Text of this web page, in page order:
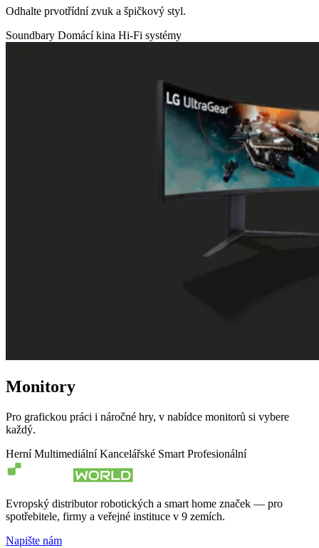
Odhalte prvotřídní zvuk a špičkový styl.
Soundbary Domácí kina Hi-Fi systémy
Monitory
Pro grafickou práci i náročné hry, v nabídce monitorů si vybere
každý.
HerníMultimediálníKancelářské Smart Profesionální
Evropský distributor robotických a smart home značek — pro
spotřebitele, firmy a veřejné instituce v 9 zemích.
Napište nám